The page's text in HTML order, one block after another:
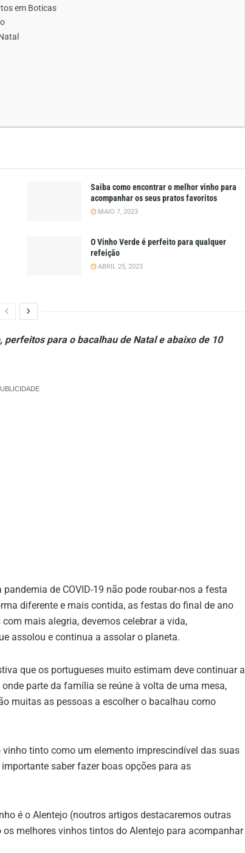
em Boticas
Saiba como encontrar o melhor vinho para
acompanhar os seus pratos favoritos
MAIO 7, 2023
O Vinho Verde é perfeito para qualquer
refeição
ABRIL 25, 2023
para o bacalhau de Natal e abaixo de 10
de COVID-19 não pode roubar-nos a festa
diferente e mais contida, as festas do final de ano
mais alegria, devemos celebrar a vida,
assolou e continua a assolar o planeta.
que os portugueses muito estimam deve continuar a
parte da família se reúne à volta de uma mesa,
muitas as pessoas a escolher o bacalhau como
tinto como um elemento imprescindível das suas
saber fazer boas opções para as
é o Alentejo (noutros artigos destacaremos outras
melhores vinhos tintos do Alentejo para acompanhar